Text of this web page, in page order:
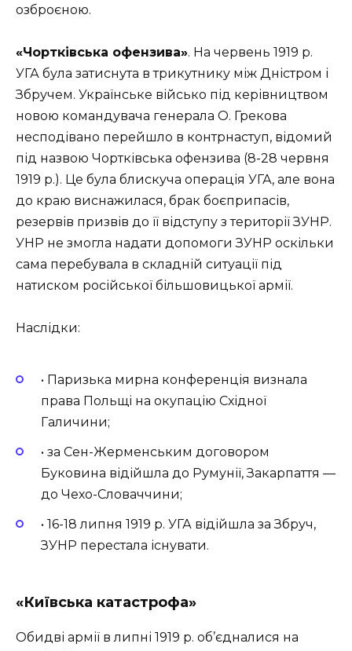
озброєною.
«Чортківська офензива». На червень 1919 р.
УГА була затиснута в трикутнику між Дністром і
Збручем. Українське військо під керівництвом
новою командувача генерала О. Грекова
несподівано перейшло в контрнаступ, відомий
під назвою Чортківська офензива (8-28 червня
1919 р.). Це була блискуча операція УГА, але вона
до краю виснажилася, брак боєприпасів,
резервів призвів до її відступу з території ЗУНР.
УНР не змогла надати допомоги ЗУНР оскільки
сама перебувала в складній ситуації під
натиском російської більшовицької армії.
Наслідки:
• Паризька мирна конференція визнала
права Польщі на окупацію Східної
Галичини;
• за Сен-Жерменським договором
Буковина відійшла до Румунії, Закарпаття —
до Чехо-Словаччини;
• 16-18 липня 1919 р. УГА відійшла за Збруч,
ЗУНР перестала існувати.
«Київська катастрофа»
Обидві армії в липні 1919 р. об’єдналися на